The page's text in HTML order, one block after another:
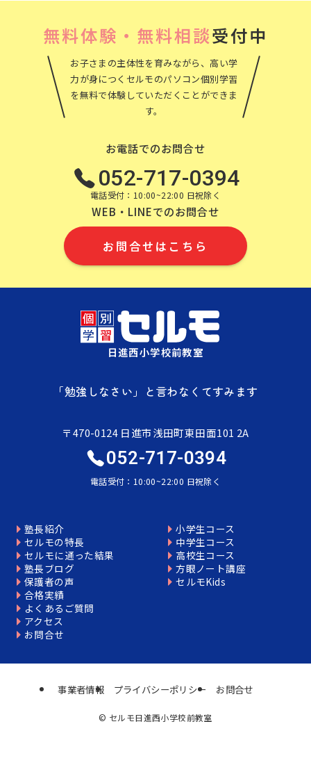
無料体験・無料相談受付中
お子さまの主体性を育みながら、高い学
力が身につくセルモのパソコン個別学習
を無料で体験していただくことができま
す。
お電話でのお問合せ
052-717-0394
電話受付：10:00~22:00 日祝除く
WEB・LINEでのお問合せ
お問合せはこちら
日進西小学校前教室
「勉強しなさい」と言わなくてすみます
〒470-0124 日進市浅田町東田面101 2A
052-717-0394
電話受付：10:00~22:00 日祝除く
塾長紹介
セルモの特長
セルモに通った結果
塾長ブログ
保護者の声
合格実績
小学生コース
中学生コース
高校生コース
方眼ノート講座
セルモKids
よくあるご質問
アクセス
お問合せ
事業者情報 プライバシーポリシー お問合せ
© セルモ日進西小学校前教室